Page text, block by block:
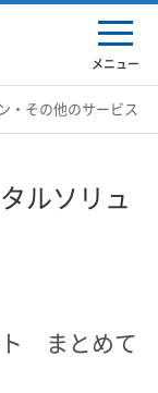
メニュー
・その他のサービス
ルソリュ
ト まとめて